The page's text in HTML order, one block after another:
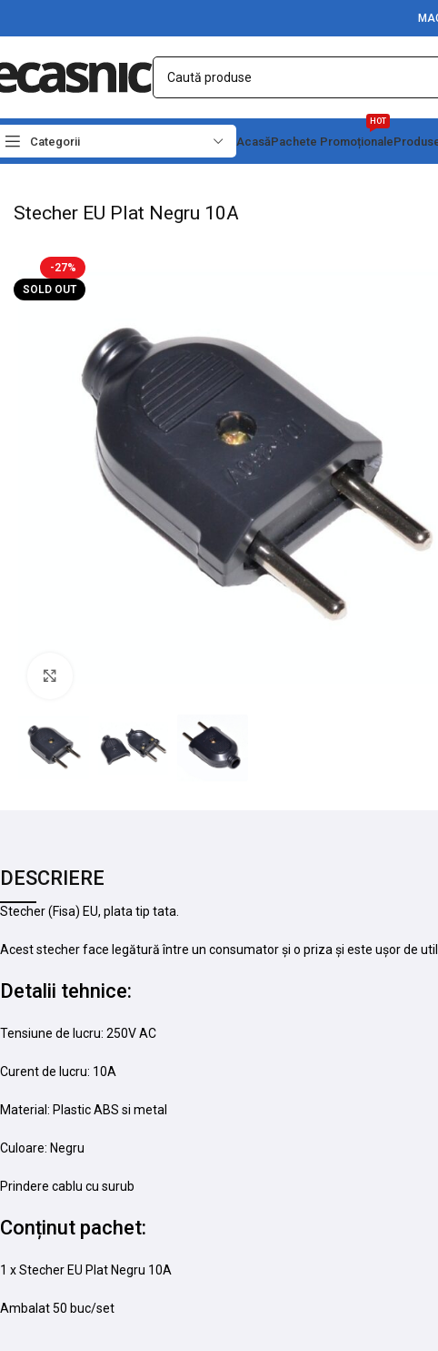
Categorii AcasăPachete Promoționale
HOT
Prima pagină Conectica Dulii - Stechere - Cuple
Stecher EU Plat Negru 10A
-27%
SOLD OUT
DESCRIERE
Stecher (Fisa) EU, plata tip tata.
Acest stecher face legătură între un consumator și o priza și este ușor de
Detalii tehnice:
Tensiune de lucru: 250V AC
Curent de lucru: 10A
Material: Plastic ABS si metal
Culoare: Negru
Prindere cablu cu surub
Conținut pachet:
1 x Stecher EU Plat Negru 10A
Ambalat 50 buc/set